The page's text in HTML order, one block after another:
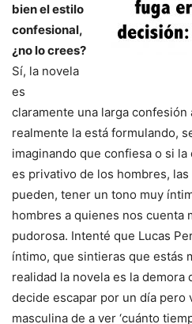
bien el estilo
confesional,
¿no lo crees?
Sí, la novela
es
claramente una larga confesión
realmente la está formulando,
imaginando que confiesa o si
es privativo de los hombres,
pueden, tener un tono muy
hombres a quienes nos cuenta
pudorosa. Intenté que Lucas
íntimo, que sintieras que estás
realidad la novela es la demora
decide escapar por un día pero
masculina de a ver ‘cuánto